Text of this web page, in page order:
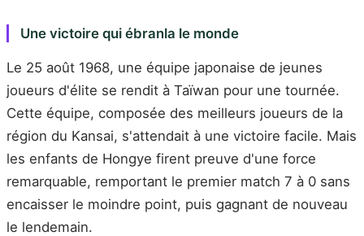
Une victoire qui ébranla le monde
Le 25 août 1968, une équipe japonaise de jeunes
joueurs d'élite se rendit à Taïwan pour une tournée.
Cette équipe, composée des meilleurs joueurs de la
région du Kansai, s'attendait à une victoire facile. Mais
les enfants de Hongye firent preuve d'une force
remarquable, remportant le premier match 7 à 0 sans
encaisser le moindre point, puis gagnant de nouveau
le lendemain.